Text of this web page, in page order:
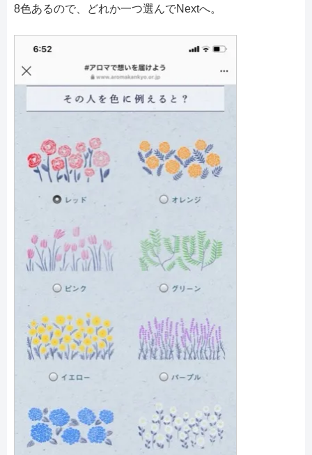
8色あるので、どれか一つ選んでNextへ。